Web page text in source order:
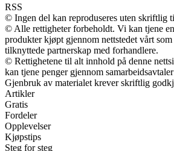
RSS
© Ingen del kan reproduseres uten skriftlig
© Alle rettigheter forbeholdt. Vi kan tjene
produkter kjøpt gjennom nettstedet vårt
tilknyttede partnerskap med forhandlere.
© Rettighetene til alt innhold på denne
kan tjene penger gjennom
Gjenbruk av materialet krever skriftlig
Artikler
Gratis
Fordeler
Opplevelser
Kjøpstips
Steg for steg